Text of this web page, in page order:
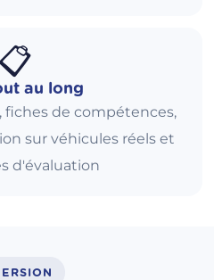
📋
au long
fiches de compétences,
sur véhicules réels et
d'évaluation